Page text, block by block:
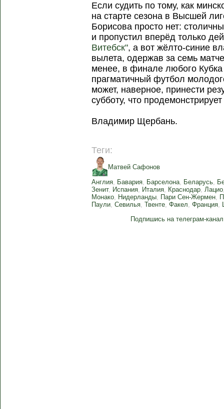
Если судить по тому, как
на старте сезона в Высшей
Борисова просто нет:
и пропустил вперёд только
Витебск", а вот жёлто-синие
вылета, одержав за семь
менее, в финале любого Кубка
прагматичный футбол
может, наверное, принести
субботу, что
Владимир Щербань.
Теги:
Матвей Сафонов
Англия, Бавария, Барселона, Беларусь,
Зенит, Испания, Италия, Краснодар,Лацио
Монако, Нидерланды, Пари Сен-Жермен,
Паули,Севилья,Твенте,Факел,Франция,
Подпишись на телеграм-